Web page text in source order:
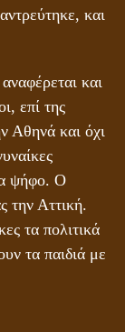
και
και
επί της
Αθηνά και όχι
ψήφο. Ο
την Αττική.
τα πολιτικά
τα παιδιά με